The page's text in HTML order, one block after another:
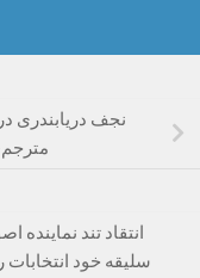
نجف دریابندری
مترجم- در ۹۰
انتقاد تند نماینده
سلیقه خود